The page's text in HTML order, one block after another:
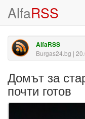
AlfaRSS
AlfaRSS
Burgas24.bg |
Домът за
почти готов